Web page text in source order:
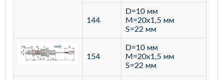
144
D=10 мм
M=20х1,5 мм
S=22 мм
154
D=10 мм
M=20х1,5 мм
S=22 мм